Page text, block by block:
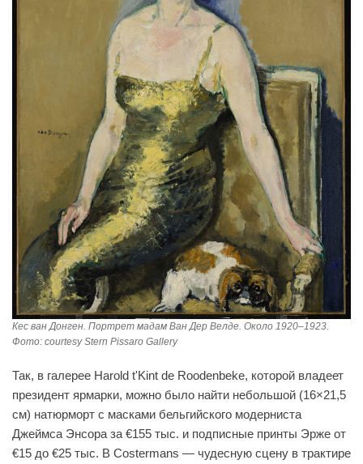
Кес ван Донген. Портрет мадам Ван Дер Велде. Около 1920–1923.
Фото: courtesy Stern Pissaro Gallery
Так, в галерее Harold t'Kint de Roodenbeke, которой владеет
президент ярмарки, можно было найти небольшой (16×21,5
см) натюрморт с масками бельгийского модерниста
Джеймса Энсора за €155 тыс. и подписные принты Эрже от
€15 до €25 тыс. В Costermans — чудесную сцену в трактире